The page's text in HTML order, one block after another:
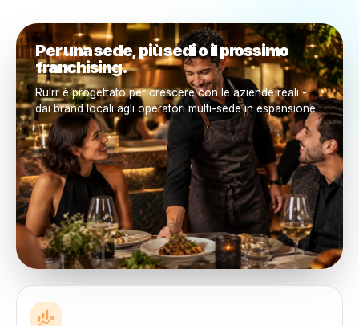
Automazione basata sull'AI
Riduci il lavoro di marketing ripetitivo e mantieni
campagne e insights in movimento.
Controllo centralizzato
Vedi cosa è attivo, cosa funziona, cosa richiede
da dove arriva la crescita.
Costruito per Aziende in Ogni Fase